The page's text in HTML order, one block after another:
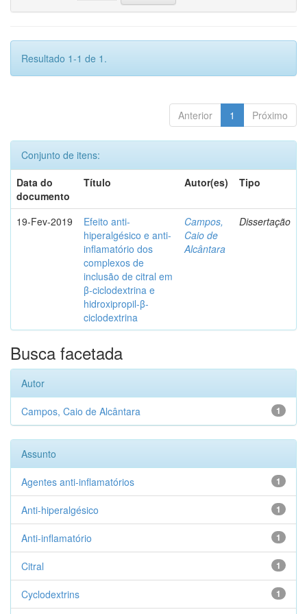
Resultado 1-1 de 1.
Anterior 1 Próximo
Conjunto de itens:
Data do
documento
Título Autor(es) Tipo
19-Fev-2019
Efeito anti-
hiperalgésico e anti-
inflamatório dos
complexos de
inclusão de citral em
β-ciclodextrina e
hidroxipropil-β-
ciclodextrina
Campos,
Caio de
Alcântara
Dissertação
Busca facetada
Autor
1
Campos, Caio de Alcântara
Assunto
1
Agentes anti-inflamatórios
1
Anti-hiperalgésico
1
Anti-inflamatório
1
Citral
1
Cyclodextrins